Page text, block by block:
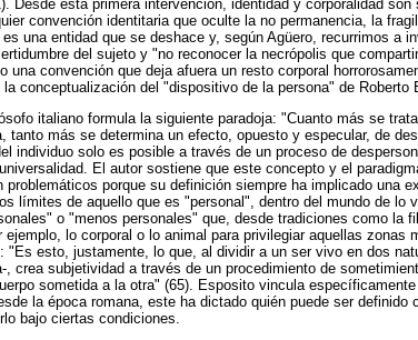
Desde esta primera intervención, identidad y corporalidad son
convención identitaria que oculte la no permanencia, la
una entidad que se deshace y, según Agüero, recurrimos a
del sujeto y "no reconocer la necrópolis que
convención que deja afuera un resto corporal
conceptualización del "dispositivo de la persona" de Roberto
italiano formula la siguiente paradoja: "Cuanto más se
más se determina un efecto, opuesto y especular, de
individuo solo es posible a través de un proceso de
El autor sostiene que este concepto y el
porque su definición siempre ha implicado una
límites de aquello que es "personal", dentro del mundo de lo
o "menos personales" que, desde tradiciones como la
lo corporal o lo animal para privilegiar aquellas zonas
"Es esto, justamente, lo que, al dividir a un ser vivo en dos
crea subjetividad a través de un procedimiento de
sometida a la otra" (65). Esposito vincula
la época romana, este ha dictado quién puede ser definido
bajo ciertas condiciones.